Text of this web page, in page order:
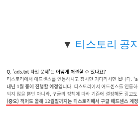
▼ 티스토리 공